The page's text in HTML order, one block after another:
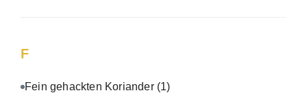
F
Fein gehackten Koriander (1)